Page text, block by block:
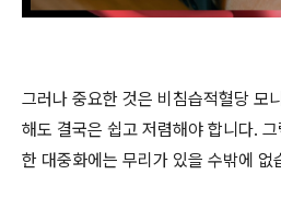
그러나 중요한 것은 비침습적혈당 모
해도 결국은 쉽고 저렴해야 합니다.
한 대중화에는 무리가 있을 수밖에 없